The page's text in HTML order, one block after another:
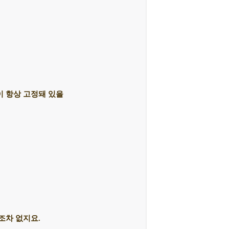
항상 고정돼 있을
차 없지요.